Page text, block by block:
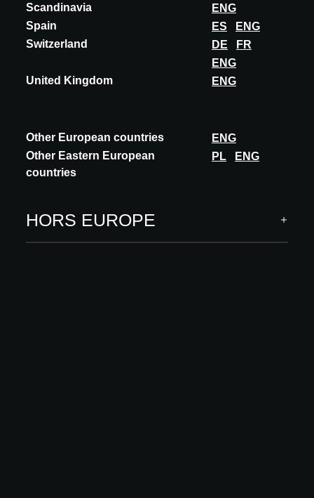
Scandinavia
ENG
Spain
ES
ENG
Switzerland
DE
FR
ENG
United Kingdom
ENG
Other European countries
ENG
Other Eastern European
countries
PL ENG
HORS EUROPE
Éditions phares